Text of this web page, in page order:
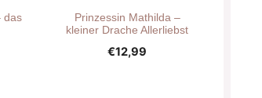
das
Prinzessin Mathilda –
kleiner Drache Allerliebst
€12,99